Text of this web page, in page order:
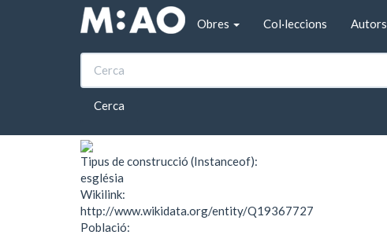
Vés al contingut
Obres
Col·leccions Autors
Cerca
Inici Capella de La Llobeta
Capella de La Llobeta
Tipus de construcció (Instanceof):
església
Wikilink:
http://www.wikidata.org/entity/Q19367727
Població: